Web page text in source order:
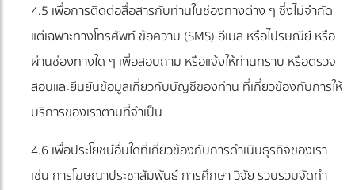
4.5 เพื่อการติดต่อสื่อสารกับท่านในช่องทางต่าง ๆ ซึ่งไม่จำกัด
แต่เฉพาะทางโทรศัพท์ ข้อความ (SMS) อีเมล หรือไปรษณีย์ หรือ
ผ่านช่องทางใด ๆ เพื่อสอบถาม หรือแจ้งให้ท่านทราบ หรือตรวจ
สอบและยืนยันข้อมูลเกี่ยวกับบัญชีของท่าน ที่เกี่ยวข้องกับการให้
บริการของเราตามที่จำเป็น
4.6 เพื่อประโยชน์อื่นใดที่เกี่ยวข้องกับการดำเนินธุรกิจของเรา
เช่น การโฆษณาประชาสัมพันธ์ การศึกษา วิจัย รวบรวมจัดทำ